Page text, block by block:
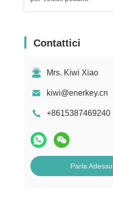
Contattici
Mrs. Kiwi Xiao
kiwi@enerkey.cn
+8615387469240
Parla Adesso.